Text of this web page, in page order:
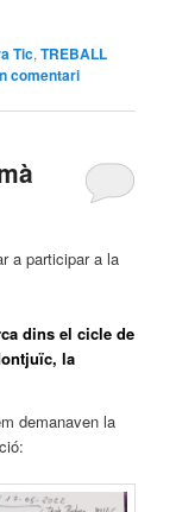
Tic,TREBALL
comentari
a participar a la
dins el cicle de
la
demanaven la